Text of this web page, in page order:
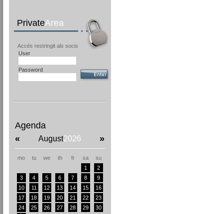
PrivateArea
Accés restringit als socis
User
Password
Agenda
«
August2026 »
mo tu we th fr sa
su
1
2
3
4 5 6 7 8
9
10
11 12 13 14 15
16
17
18 19 20 21 22
23
24
25 26 27 28 29
30